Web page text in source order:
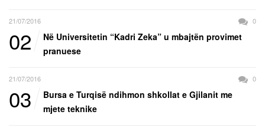
21/07/2016 0
02
Në Universitetin “Kadri Zeka” u mbajtën provimet
pranuese
21/07/2016 0
03
Bursa e Turqisë ndihmon shkollat e Gjilanit me
mjete teknike